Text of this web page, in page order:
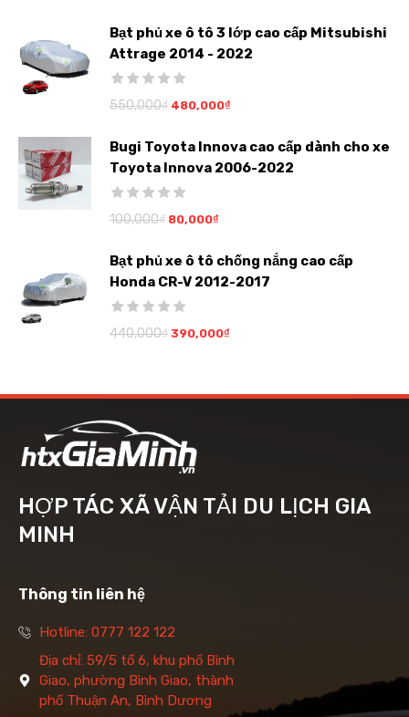
Bạt phủ xe ô tô 3 lớp cao cấp Mitsubishi
Attrage 2014 - 2022
550,000₫ 480,000₫
Bugi Toyota Innova cao cấp dành cho xe
Toyota Innova 2006-2022
100,000₫ 80,000₫
Bạt phủ xe ô tô chống nắng cao cấp
Honda CR-V 2012-2017
440,000₫ 390,000₫
HỢP TÁC XÃ VẬN TẢI DU LỊCH GIA
MINH
Thông tin liên hệ
Hotline: 0777 122 122
Địa chỉ: 59/5 tổ 6, khu phố Bình
Giao, phường Bình Giao, thành
phố Thuận An, Bình Dương